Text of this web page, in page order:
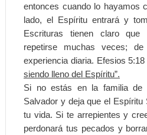
entonces cuando lo hayamos
lado, el Espíritu entrará y
Escrituras tienen claro que
repetirse muchas veces;
experiencia diaria. Efesios
siendo lleno del Espíritu”.
Si no estás en la familia de
Salvador y deja que el Espíritu
tu vida. Si te arrepientes y
perdonará tus pecados y